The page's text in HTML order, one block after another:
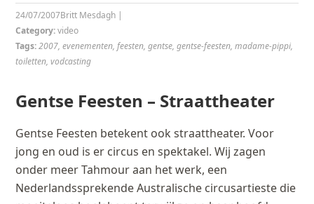
Britt Mesdagh |
24/07/2007
Category:video
Tags:2007,evenementen,feesten,gentse,gentse-feesten,madame-pippi,
toiletten,vodcasting
Gentse Feesten – Straattheater
Gentse Feesten betekent ook straattheater. Voor
jong en oud is er circus en spektakel. Wij zagen
onder meer Tahmour aan het werk, een
Nederlandssprekende Australische circusartieste die